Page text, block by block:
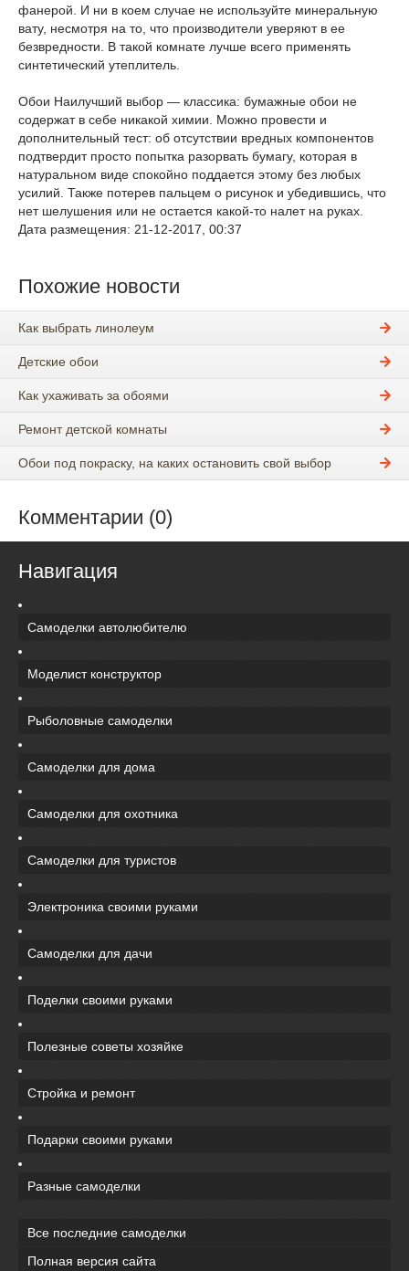
фанерой. И ни в коем случае не используйте минеральную
вату, несмотря на то, что производители уверяют в ее
безвредности. В такой комнате лучше всего применять
синтетический утеплитель.
Обои Наилучший выбор — классика: бумажные обои не
содержат в себе никакой химии. Можно провести и
дополнительный тест: об отсутствии вредных компонентов
подтвердит просто попытка разорвать бумагу, которая в
натуральном виде спокойно поддается этому без любых
усилий. Также потерев пальцем о рисунок и убедившись, что
нет шелушения или не остается какой-то налет на руках.
Дата размещения: 21-12-2017, 00:37
Похожие новости
Как выбрать линолеум
Детские обои
Как ухаживать за обоями
Ремонт детской комнаты
Обои под покраску, на каких остановить свой выбор
Комментарии (0)
Навигация
Самоделки автолюбителю
Моделист конструктор
Рыболовные самоделки
Самоделки для дома
Самоделки для охотника
Самоделки для туристов
Электроника своими руками
Самоделки для дачи
Поделки своими руками
Полезные советы хозяйке
Стройка и ремонт
Подарки своими руками
Разные самоделки
Все последние самоделки
Полная версия сайта